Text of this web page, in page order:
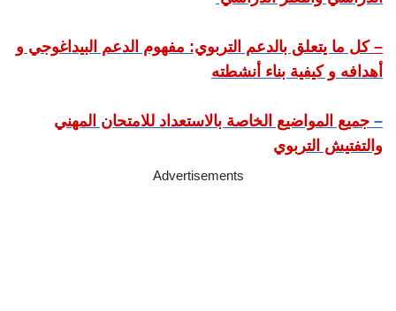
–كل ما يتعلق بالدعم التربوي: مفهوم الدعم البيداغوجي و
أهدافه و كيفية بناء أنشطته
– جميع المواضيع الخاصة بالاستعداد للامتحان المهني
والتفتيش التربوي
Advertisements